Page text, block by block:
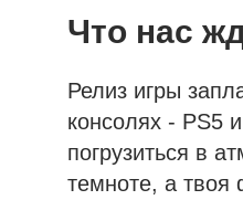
Что нас
Релиз игры
консолях - PS5
погрузиться в
темноте, а твоя